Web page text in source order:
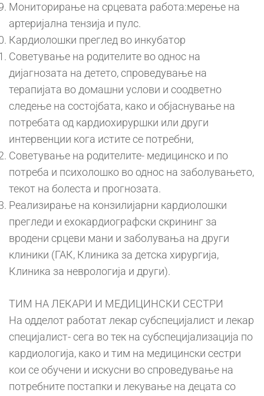
Мониторирање на срцевата работа:мерење на
артеријална тензија и пулс.
Кардиолошки преглед во инкубатор
Советување на родителите во однос на
дијагнозата на детето, спроведување на
терапијата во домашни услови и соодветно
следење на состојбата, како и објаснување на
потребата од кардиохируршки или други
интервенции кога истите се потребни,
Советување на родителите- медицинско и по
потреба и психолошко во однос на заболувањето,
текот на болеста и прогнозата.
Реализирање на конзилијарни кардиолошки
прегледи и ехокардиографски скрининг за
вродени срцеви мани и заболувања на други
клиники (ГАК, Клиника за детска хирургија,
Клиника за неврологија и други).
ТИМ НА ЛЕКАРИ И МЕДИЦИНСКИ СЕСТРИ
На одделот работат лекар субспецијалист и лекар
специјалист- сега во тек на субспецијализација по
кардиологија, како и тим на медицински сестри
кои се обучени и искусни во спроведување на
потребните постапки и лекување на децата со